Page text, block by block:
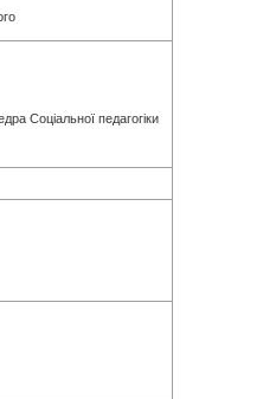
Соціальної педагогіки